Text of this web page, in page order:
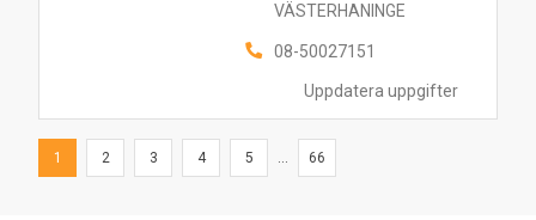
Uppdatera uppgifter
VÄSTERHANINGE
08-50027151
1 2 3 4 5 ... 66